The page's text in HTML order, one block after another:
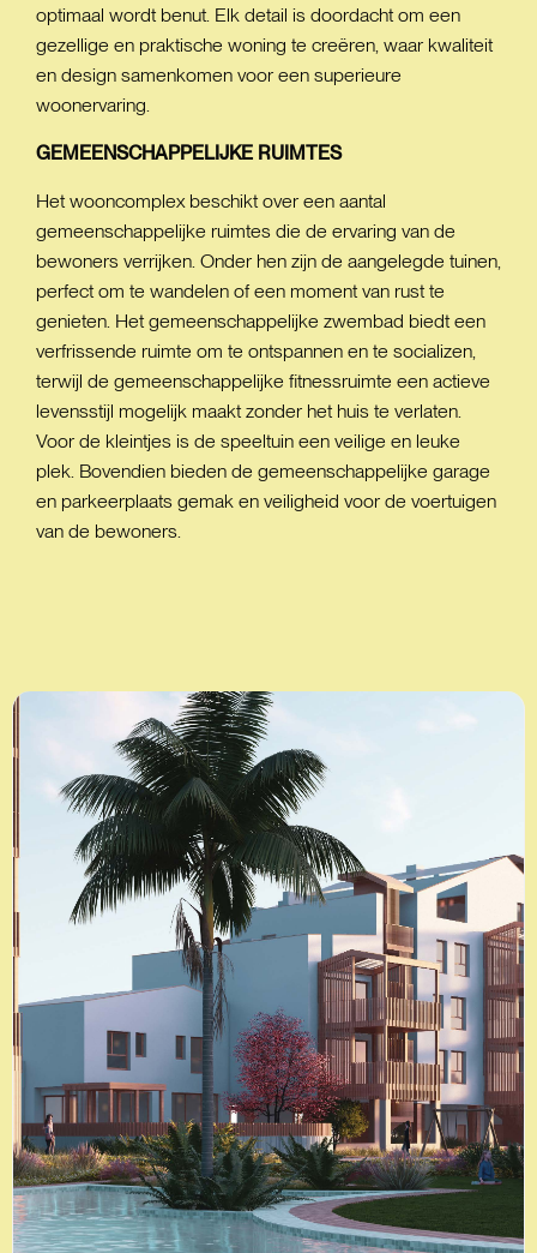
optimaal wordt benut. Elk detail is doordacht om een
gezellige en praktische woning te creëren, waar kwaliteit
en design samenkomen voor een superieure
woonervaring.
GEMEENSCHAPPELIJKE RUIMTES
Het wooncomplex beschikt over een aantal
gemeenschappelijke ruimtes die de ervaring van de
bewoners verrijken. Onder hen zijn de aangelegde tuinen,
perfect om te wandelen of een moment van rust te
genieten. Het gemeenschappelijke zwembad biedt een
verfrissende ruimte om te ontspannen en te socializen,
terwijl de gemeenschappelijke fitnessruimte een actieve
levensstijl mogelijk maakt zonder het huis te verlaten.
Voor de kleintjes is de speeltuin een veilige en leuke
plek. Bovendien bieden de gemeenschappelijke garage
en parkeerplaats gemak en veiligheid voor de voertuigen
van de bewoners.